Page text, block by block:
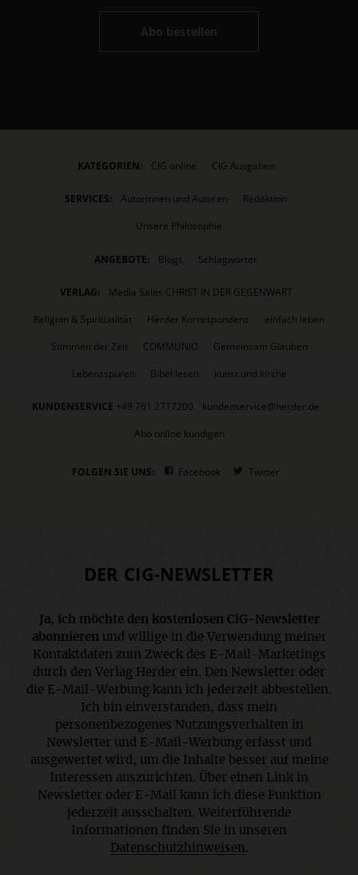
Abo bestellen
KATEGORIEN: CIG online CIG Ausgaben
SERVICES: Autorinnen und Autoren
Redaktion
Unsere Philosophie
ANGEBOTE: Blogs Schlagwörter
VERLAG:
Media Sales CHRIST IN DER GEGENWART
Religion & Spiritualität
Herder Korrespondenz
einfach leben
Stimmen der Zeit
COMMUNIO
Gemeinsam Glauben
Lebensspuren
Bibel lesen kunst und kirche
KUNDENSERVICE +49 761 2717200
kundenservice@herder.de
Abo online kündigen
FOLGEN SIE UNS: Facebook Twitter
DER CIG-NEWSLETTER
Ja, ich möchte den kostenlosen CiG-Newsletter
abonnierenund willige in die Verwendung meiner
Kontaktdaten zum Zweck des E-Mail-Marketings
durch den Verlag Herder ein. Den Newsletter oder
die E-Mail-Werbung kann ich jederzeit abbestellen.
Ich bin einverstanden, dass mein
personenbezogenes Nutzungsverhalten in
Newsletter und E-Mail-Werbung erfasst und
ausgewertet wird, um die Inhalte besser auf meine
Interessen auszurichten. Über einen Link in
Newsletter oder E-Mail kann ich diese Funktion
jederzeit ausschalten. Weiterführende
Informationen finden Sie in unseren
Datenschutzhinweisen.